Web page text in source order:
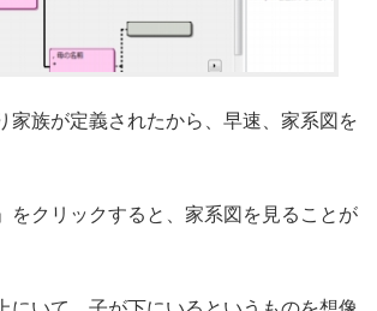
家族が定義されたから、早速、家系図を
をクリックすると、家系図を見ることが